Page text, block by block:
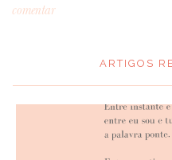
comentar
ARTIGOS